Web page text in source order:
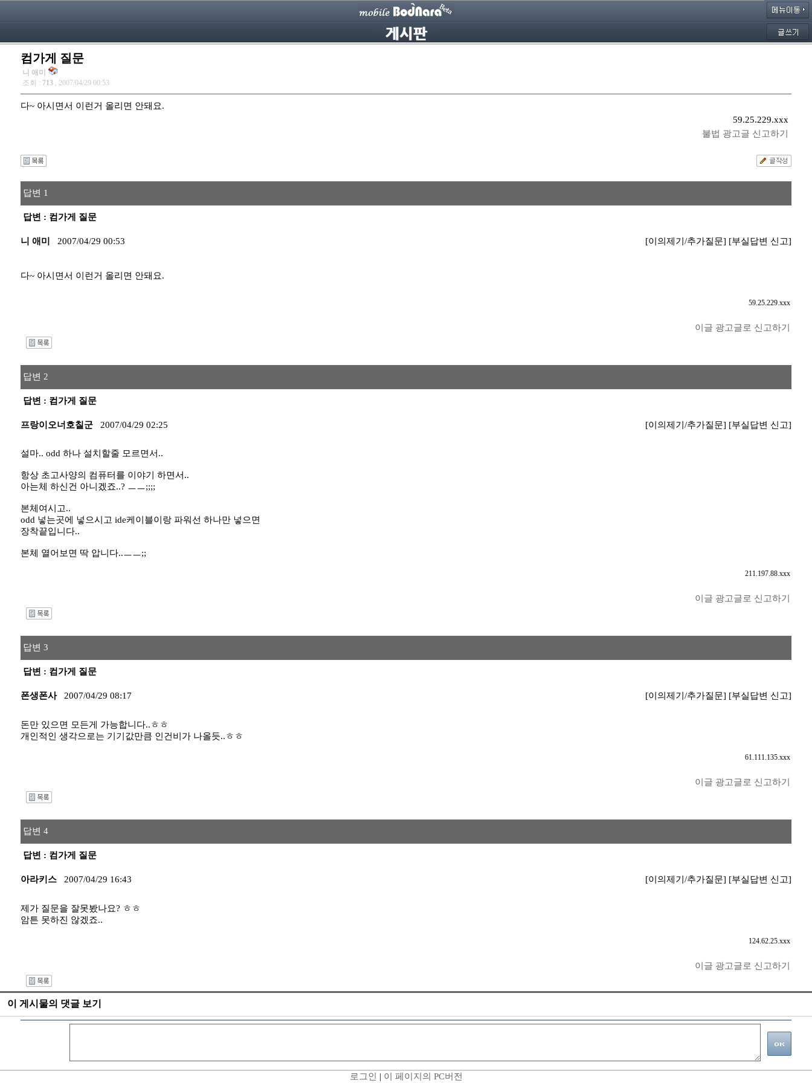
컴가게 질문
니 애미
조회 : 713 , 2007/04/29 00:53
다~ 아시면서 이런거 올리면 안돼요.
59.25.229.xxx
불법 광고글 신고하기
답변 1
답변 : 컴가게 질문
니 애미 2007/04/29 00:53 [이의제기/추가질문] [부실답변 신고]
다~ 아시면서 이런거 올리면 안돼요.
59.25.229.xxx
이글 광고글로 신고하기
답변 2
답변 : 컴가게 질문
프랑이오너호칠군 2007/04/29 02:25 [이의제기/추가질문] [부실답변 신고]
설마.. odd 하나 설치할줄 모르면서..
항상 초고사양의 컴퓨터를 이야기 하면서..
아는체 하신건 아니겠죠..? ㅡㅡ;;;;
본체여시고..
odd 넣는곳에 넣으시고 ide케이블이랑 파워선 하나만 넣으면
장착끝입니다..
본체 열어보면 딱 압니다..ㅡㅡ;;
211.197.88.xxx
이글 광고글로 신고하기
답변 3
답변 : 컴가게 질문
폰생폰사 2007/04/29 08:17 [이의제기/추가질문] [부실답변 신고]
돈만 있으면 모든게 가능합니다..ㅎㅎ
개인적인 생각으로는 기기값만큼 인건비가 나올듯..ㅎㅎ
61.111.135.xxx
이글 광고글로 신고하기
답변 4
답변 : 컴가게 질문
아라키스 2007/04/29 16:43 [이의제기/추가질문] [부실답변 신고]
제가 질문을 잘못봤나요? ㅎㅎ
암튼 못하진 않겠죠..
124.62.25.xxx
이글 광고글로 신고하기
이 게시물의 댓글 보기
로그인 | 이 페이지의 PC버전